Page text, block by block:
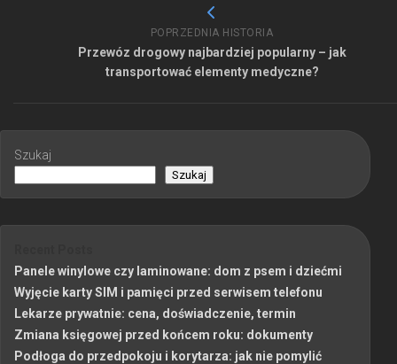
POPRZEDNIA HISTORIA
Przewóz drogowy najbardziej popularny – jak
transportować elementy medyczne?
Szukaj
Szukaj
Panele winylowe czy laminowane: dom z psem i dziećmi
Wyjęcie karty SIM i pamięci przed serwisem telefonu
Lekarze prywatnie: cena, doświadczenie, termin
Zmiana księgowej przed końcem roku: dokumenty
Podłoga do przedpokoju i korytarza: jak nie pomylić